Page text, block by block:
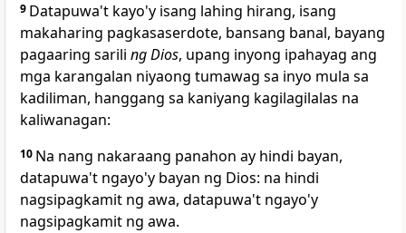
9 Datapuwa't kayo'y isang lahing hirang, isang
makaharing pagkasaserdote, bansang banal, bayang
pagaaring sarili ng Dios, upang inyong ipahayag ang
mga karangalan niyaong tumawag sa inyo mula sa
kadiliman, hanggang sa kaniyang kagilagilalas na
kaliwanagan:
10 Na nang nakaraang panahon ay hindi bayan,
datapuwa't ngayo'y bayan ng Dios: na hindi
nagsipagkamit ng awa, datapuwa't ngayo'y
nagsipagkamit ng awa.